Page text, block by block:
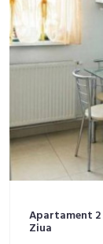
Apartament 2
Ziua